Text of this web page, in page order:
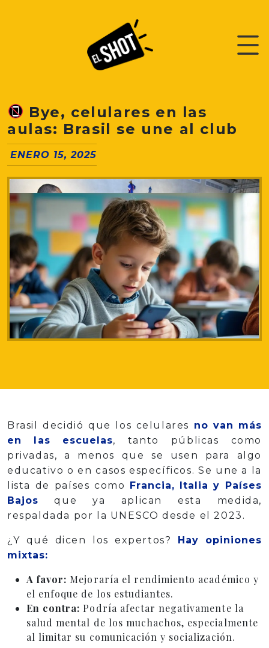
Bye, celulares en las
aulas: Brasil se une al club
ENERO 15, 2025
Brasil decidió que los celulares no van más
en las escuelas, tanto públicas como
privadas, a menos que se usen para algo
educativo o en casos específicos. Se une a la
lista de países como Francia, Italia y Países
Bajos que ya aplican esta medida,
respaldada por la UNESCO desde el 2023.
¿Y qué dicen los expertos? Hay opiniones
mixtas:
A favor: Mejoraría el rendimiento académico y
el enfoque de los estudiantes.
En contra: Podría afectar negativamente la
salud mental de los muchachos, especialmente
al limitar su comunicación y socialización.